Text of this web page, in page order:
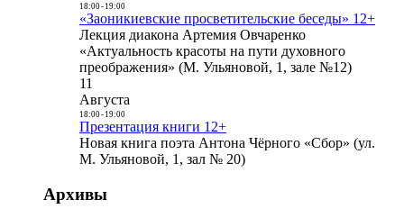
18:00- 19:00
«Заоникиевские просветительские беседы» 12+
Лекция диакона Артемия Овчаренко
«Актуальность красоты на пути духовного
преображения» (М. Ульяновой, 1, зале №12)
11
Августа
18:00- 19:00
Презентация книги 12+
Новая книга поэта Антона Чёрного «Сбор» (ул.
М. Ульяновой, 1, зал № 20)
Архивы